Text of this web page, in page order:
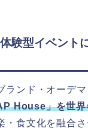
験型イベント
ランド・オーデマ
House」を世界
・食文化を融合